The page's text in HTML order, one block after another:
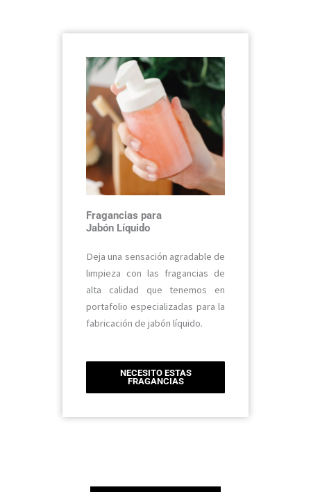
Fragancias para
Jabón Líquido
Deja una sensación agradable de
limpieza con las fragancias de
alta calidad que tenemos en
portafolio especializadas para la
fabricación de jabón líquido.
NECESITO ESTAS
FRAGANCIAS